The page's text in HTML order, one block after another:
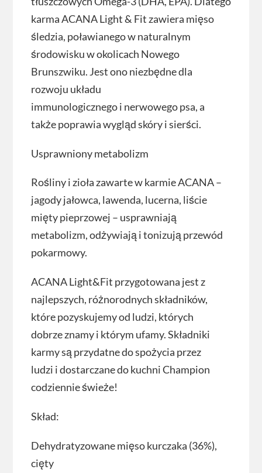
karma ACANA Light & Fit zawiera mięso
śledzia, poławianego w naturalnym
środowisku w okolicach Nowego
Brunszwiku. Jest ono niezbędne dla
rozwoju układu
immunologicznego i nerwowego psa, a
także poprawia wygląd skóry i sierści.
Usprawniony metabolizm
Rośliny i zioła zawarte w karmie ACANA –
jagody jałowca, lawenda, lucerna, liście
mięty pieprzowej – usprawniają
metabolizm, odżywiają i tonizują przewód
pokarmowy.
ACANA Light&Fit przygotowana jest z
najlepszych, różnorodnych składników,
które pozyskujemy od ludzi, których
dobrze znamy i którym ufamy. Składniki
karmy są przydatne do spożycia przez
ludzi i dostarczane do kuchni Champion
codziennie świeże!
Skład:
Dehydratyzowane mięso kurczaka (36%),
cięty